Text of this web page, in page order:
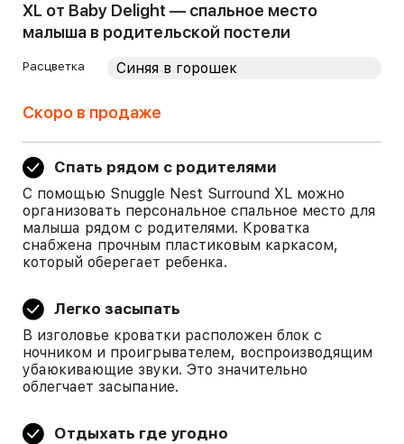
XL от Baby Delight — спальное место
малыша в родительской постели
Расцветка
Скоро в продаже
Спать рядом с родителями
С помощью Snuggle Nest Surround XL можно
организовать персональное спальное место для
малыша рядом с родителями. Кроватка
снабжена прочным пластиковым каркасом,
который оберегает ребенка.
Легко засыпать
В изголовье кроватки расположен блок с
ночником и проигрывателем, воспроизводящим
убаюкивающие звуки. Это значительно
облегчает засыпание.
Отдыхать где угодно